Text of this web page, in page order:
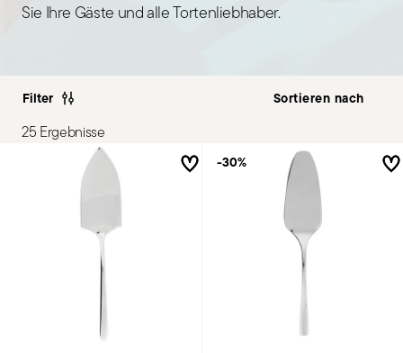
Sie Ihre Gäste und alle Tortenliebhaber.
Filter
25 Ergebnisse
-30%